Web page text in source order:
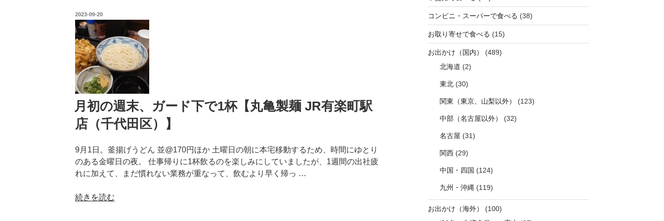
プ
（千
代
田
区）】”
の
時
は、
ラ
フ
な
酒
場
で
ジ
ャ
キ
ー
に
有
投
稿
日:
2023-09-20
月初の週末、ガード下で1杯【丸亀製麺 JR有楽町駅
店（千代田区）】
9月1日。釜揚げうどん 並@170円ほか 土曜日の朝に本宅移動するため、時間にゆとり
のある金曜日の夜。 仕事帰りに1杯飲るのを楽しみにしていましたが、1週間の出社疲
れに加えて、まだ慣れない業務が重なって、飲むより早く帰っ …
“月
続きを読む
コンビニ・スーパーで食べる (38)
お取り寄せで食べる (15)
お出かけ（国内）
(489)
北海道 (2)
東北 (30)
関東（東京、山梨以外） (123)
中部（名古屋以外） (32)
名古屋 (31)
関西 (29)
中国・四国 (124)
九州・沖縄 (119)
お出かけ（海外）
(100)